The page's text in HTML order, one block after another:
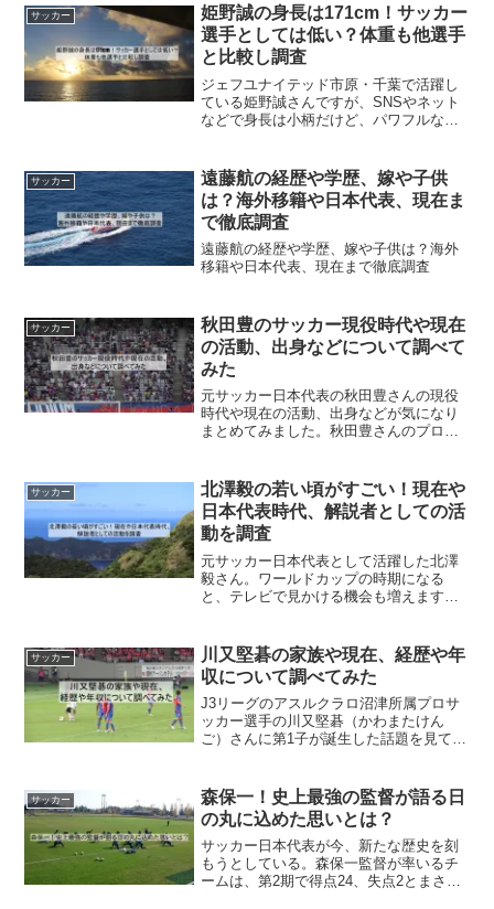
サッカー
姫野誠の身長は171cm！サッカー
選手としては低い？体重も他選手
と比較し調査
ジェフユナイテッド市原・千葉で活躍し
ている姫野誠さんですが、SNSやネット
などで身長は小柄だけど、パワフルなプ
は身長は低い方なのだろうか、疑問に思
って、体重なども含めて...
サッカー
遠藤航の経歴や学歴、嫁や子供
は？海外移籍や日本代表、現在ま
で徹底調査
遠藤航の経歴や学歴、嫁や子供は？海外
移籍や日本代表、現在まで徹底調査
サッカー
秋田豊のサッカー現役時代や現在
の活動、出身などについて調べて
みた
元サッカー日本代表の秋田豊さんの現役
時代や現在の活動、出身などが気になり
まとめてみました。秋田豊さんのプロフ
6月出身地 愛知県名古屋市職業 元プロ
サッカー選...
サッカー
北澤毅の若い頃がすごい！現在や
日本代表時代、解説者としての活
動を調査
元サッカー日本代表として活躍した北澤
毅さん。ワールドカップの時期になる
と、テレビで見かける機会も増えますよ
記事では、北澤毅さんのプロフィールか
ら若い頃の活躍、日本代表時...
サッカー
川又堅碁の家族や現在、経歴や年
収について調べてみた
J3リーグのアスルクラロ沼津所属プロサ
ッカー選手の川又堅碁（かわまたけん
ご）さんに第1子が誕生した話題を見て、
名：川又堅碁（かわまたけんご）1989年
10月14日生まれ愛...
サッカー
森保一！史上最強の監督が語る日
の丸に込めた思いとは？
サッカー日本代表が今、新たな歴史を刻
もうとしている。森保一監督が率いるチ
ームは、第2期で得点24、失点2とまさに